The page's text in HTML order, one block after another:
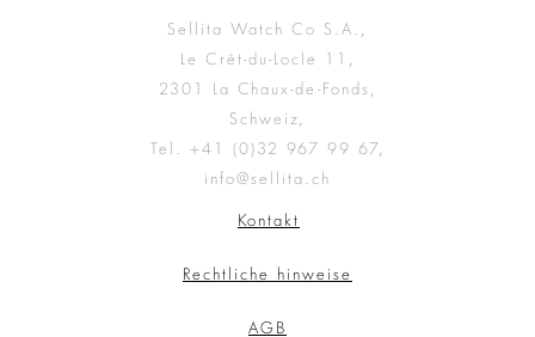
Sellita Watch Co S.A.,
Le Crêt-du-Locle 11,
2301 La Chaux-de-Fonds,
Schweiz,
Tel. +41 (0)32 967 99 67,
info@sellita.ch
Kontakt
Rechtliche hinweise
AGB